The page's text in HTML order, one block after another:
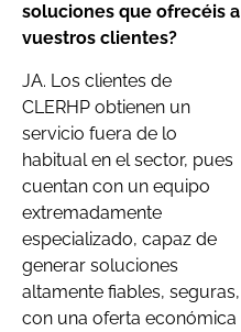
soluciones que ofrecéis a
vuestros clientes?
JA. Los clientes de
CLERHP obtienen un
servicio fuera de lo
habitual en el sector, pues
cuentan con un equipo
extremadamente
especializado, capaz de
generar soluciones
altamente fiables, seguras,
con una oferta económica